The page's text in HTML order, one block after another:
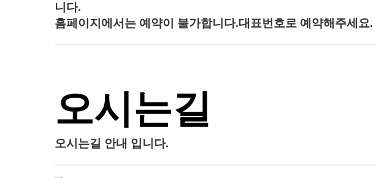
니다.
홈페이지에서는 예약이 불가합니다.대표번호로 예약해주세요.
오시는길
오시는길 안내 입니다.